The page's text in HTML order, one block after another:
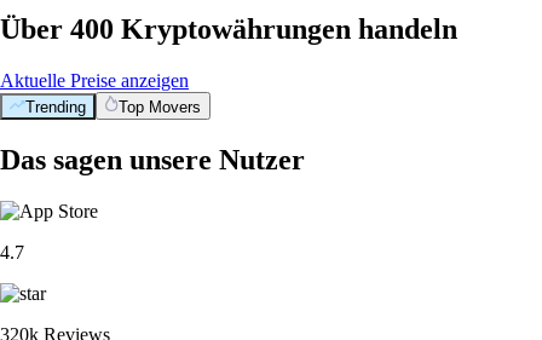
Über 400 Kryptowährungen handeln
Aktuelle Preise anzeigen
Trending Top Movers
Das sagen unsere Nutzer
4.7
320k Reviews